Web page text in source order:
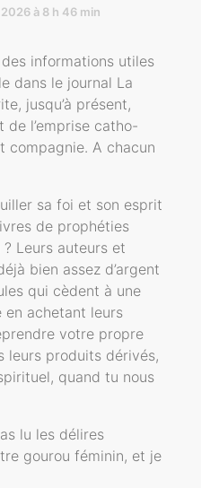
à 8 h 46 min
informations utiles
dans le journal La
jusqu’à présent,
de l’emprise catho-
compagnie. A chacun
sa foi et son esprit
de prophéties
Leurs auteurs et
bien assez d’argent
qui cèdent à une
en achetant leurs
votre propre
leurs produits dérivés,
quand tu nous
lu les délires
gourou féminin, et je